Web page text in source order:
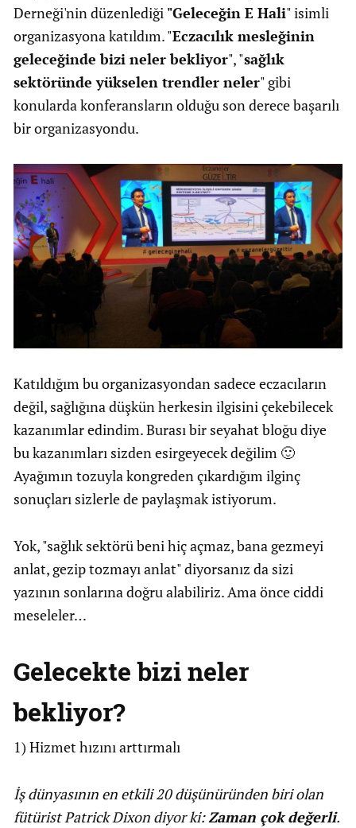
Derneği'nin düzenlediği "Geleceğin E Hali" isimli
organizasyona katıldım. "Eczacılık mesleğinin
geleceğinde bizi neler bekliyor", "sağlık
sektöründe yükselen trendler neler" gibi
konularda konferansların olduğu son derece başarılı
bir organizasyondu.
Katıldığım bu organizasyondan sadece eczacıların
değil, sağlığına düşkün herkesin ilgisini çekebilecek
kazanımlar edindim. Burası bir seyahat bloğu diye
bu kazanımları sizden esirgeyecek değilim 🙂
Ayağımın tozuyla kongreden çıkardığım ilginç
sonuçları sizlerle de paylaşmak istiyorum.
Yok, "sağlık sektörü beni hiç açmaz, bana gezmeyi
anlat, gezip tozmayı anlat" diyorsanız da sizi
yazının sonlarına doğru alabiliriz. Ama önce ciddi
meseleler…
Gelecekte bizi neler
bekliyor?
1) Hizmet hızını arttırmalı
İş dünyasının en etkili 20 düşünüründen biri olan
fütürist Patrick Dixon diyor ki:Zaman çok değerli.